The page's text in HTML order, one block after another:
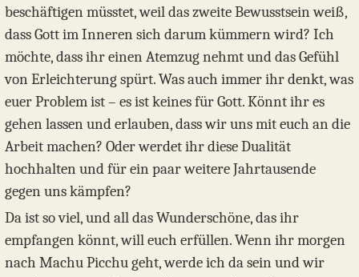
beschäftigen müsstet, weil das zweite Bewusstsein weiß,
dass Gott im Inneren sich darum kümmern wird? Ich
möchte, dass ihr einen Atemzug nehmt und das Gefühl
von Erleichterung spürt. Was auch immer ihr denkt, was
euer Problem ist – es ist keines für Gott. Könnt ihr es
gehen lassen und erlauben, dass wir uns mit euch an die
Arbeit machen? Oder werdet ihr diese Dualität
hochhalten und für ein paar weitere Jahrtausende
gegen uns kämpfen?
Da ist so viel, und all das Wunderschöne, das ihr
empfangen könnt, will euch erfüllen. Wenn ihr morgen
nach Machu Picchu geht, werde ich da sein und wir